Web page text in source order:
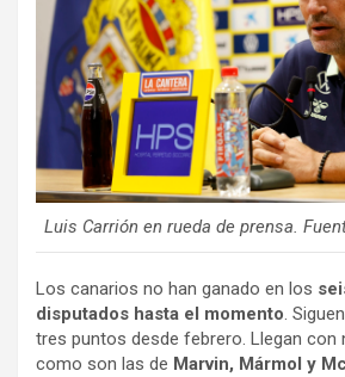
Luis Carrión en rueda de prensa.
Los canarios no han ganado en los
disputados hasta el momento.
tres puntos desde febrero. Llegan con
como son las de Marvin, Mármol y